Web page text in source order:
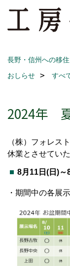
長野・信州への移
おしらせ
すべ
2024年
（株）フォレス
休業とさせてい
8月11日(日)～
・期間中の各展